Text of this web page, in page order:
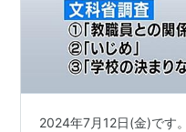
2024年7月12日(金)です